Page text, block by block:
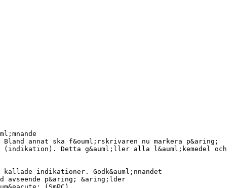
annat ska f&ouml;rskrivaren nu markera p&aring;
(indikation). Detta g&auml;ller alla l&auml;kemedel och
indikationer. Godk&auml;nnandet
avseende p&aring; &aring;lder